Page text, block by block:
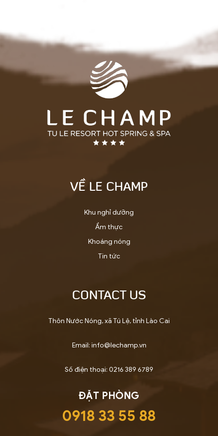
VỀ LE CHAMP
Khu nghỉ dưỡng
Ẩm thực
Khoáng nóng
Tin tức
CONTACT US
Thôn Nước Nóng, xã Tú Lệ, tỉnh Lào Cai
Email: info@lechamp.vn
Số điện thoại: 0216 389 6789
ĐẶT PHÒNG
0918 33 55 88